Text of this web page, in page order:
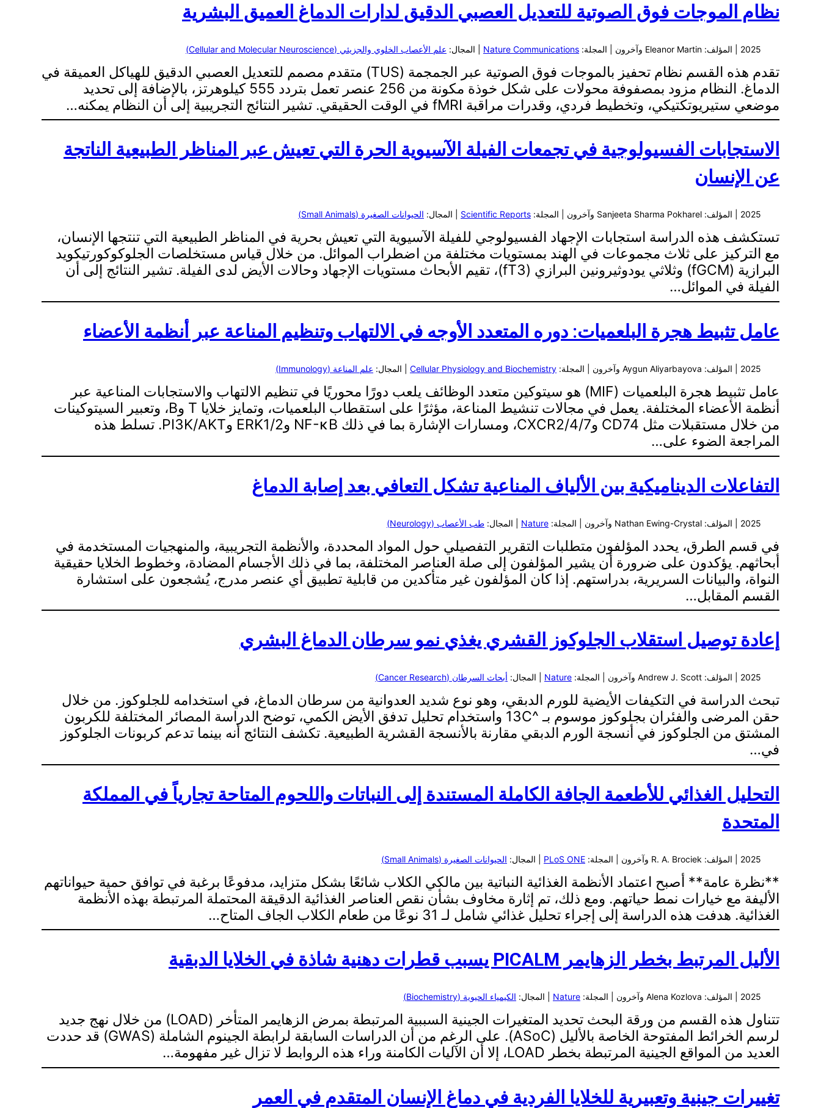
نظام الموجات فوق الصوتية للتعديل العصبي الدقيق لدارات الدماغ العميق البشرية
2025 | المؤلف: Eleanor Martin وآخرون | المجلة: Nature Communications | المجال: علم الأعصاب الخلوي والجزيئي (Cellular and Molecular Neuroscience)
تقدم هذه القسم نظام تحفيز بالموجات فوق الصوتية عبر الجمجمة (TUS) متقدم مصمم للتعديل العصبي الدقيق للهياكل العميقة في
الدماغ. النظام مزود بمصفوفة محولات على شكل خوذة مكونة من 256 عنصر تعمل بتردد 555 كيلوهرتز، بالإضافة إلى تحديد
موضعي ستيريوتكتيكي، وتخطيط فردي، وقدرات مراقبة fMRI في الوقت الحقيقي. تشير النتائج التجريبية إلى أن النظام يمكنه…
الاستجابات الفسيولوجية في تجمعات الفيلة الآسيوية الحرة التي تعيش عبر المناظر الطبيعية الناتجة
عن الإنسان
2025 | المؤلف: Sanjeeta Sharma Pokharel وآخرون | المجلة: Scientific Reports | المجال: الحيوانات الصغيرة (Small Animals)
تستكشف هذه الدراسة استجابات الإجهاد الفسيولوجي للفيلة الآسيوية التي تعيش بحرية في المناظر الطبيعية التي تنتجها الإنسان،
مع التركيز على ثلاث مجموعات في الهند بمستويات مختلفة من اضطراب الموائل. من خلال قياس مستخلصات الجلوكوكورتيكويد
البرازية (fGCM) وثلاثي يودوثيرونين البرازي (fT3)، تقيم الأبحاث مستويات الإجهاد وحالات الأيض لدى الفيلة. تشير النتائج إلى أن
الفيلة في الموائل…
عامل تثبيط هجرة البلعميات: دوره المتعدد الأوجه في الالتهاب وتنظيم المناعة عبر أنظمة الأعضاء
2025 | المؤلف: Aygun Aliyarbayova وآخرون | المجلة: Cellular Physiology and Biochemistry | المجال: علم المناعة (Immunology)
عامل تثبيط هجرة البلعميات (MIF) هو سيتوكين متعدد الوظائف يلعب دورًا محوريًا في تنظيم الالتهاب والاستجابات المناعية عبر
أنظمة الأعضاء المختلفة. يعمل في مجالات تنشيط المناعة، مؤثرًا على استقطاب البلعميات، وتمايز خلايا T وB، وتعبير السيتوكينات
من خلال مستقبلات مثل CD74 وCXCR2/4/7، ومسارات الإشارة بما في ذلك NF-κB وERK1/2 وPI3K/AKT. تسلط هذه
المراجعة الضوء على…
التفاعلات الديناميكية بين الألياف المناعية تشكل التعافي بعد إصابة الدماغ
2025 | المؤلف: Nathan Ewing-Crystal وآخرون | المجلة: Nature | المجال: طب الأعصاب (Neurology)
في قسم الطرق، يحدد المؤلفون متطلبات التقرير التفصيلي حول المواد المحددة، والأنظمة التجريبية، والمنهجيات المستخدمة في
أبحاثهم. يؤكدون على ضرورة أن يشير المؤلفون إلى صلة العناصر المختلفة، بما في ذلك الأجسام المضادة، وخطوط الخلايا حقيقية
النواة، والبيانات السريرية، بدراستهم. إذا كان المؤلفون غير متأكدين من قابلية تطبيق أي عنصر مدرج، يُشجعون على استشارة
القسم المقابل…
إعادة توصيل استقلاب الجلوكوز القشري يغذي نمو سرطان الدماغ البشري
2025 | المؤلف: Andrew J. Scott وآخرون | المجلة: Nature | المجال: أبحاث السرطان (Cancer Research)
تبحث الدراسة في التكيفات الأيضية للورم الدبقي، وهو نوع شديد العدوانية من سرطان الدماغ، في استخدامه للجلوكوز. من خلال
حقن المرضى والفئران بجلوكوز موسوم بـ ^13C واستخدام تحليل تدفق الأيض الكمي، توضح الدراسة المصائر المختلفة للكربون
المشتق من الجلوكوز في أنسجة الورم الدبقي مقارنة بالأنسجة القشرية الطبيعية. تكشف النتائج أنه بينما تدعم كربونات الجلوكوز
في…
التحليل الغذائي للأطعمة الجافة الكاملة المستندة إلى النباتات واللحوم المتاحة تجارياً في المملكة
المتحدة
2025 | المؤلف: R. A. Brociek وآخرون | المجلة: PLoS ONE | المجال: الحيوانات الصغيرة (Small Animals)
**نظرة عامة** أصبح اعتماد الأنظمة الغذائية النباتية بين مالكي الكلاب شائعًا بشكل متزايد، مدفوعًا برغبة في توافق حمية حيواناتهم
الأليفة مع خيارات نمط حياتهم. ومع ذلك، تم إثارة مخاوف بشأن نقص العناصر الغذائية الدقيقة المحتملة المرتبطة بهذه الأنظمة
الغذائية. هدفت هذه الدراسة إلى إجراء تحليل غذائي شامل لـ 31 نوعًا من طعام الكلاب الجاف المتاح…
الأليل المرتبط بخطر الزهايمر PICALM يسبب قطرات دهنية شاذة في الخلايا الدبقية
2025 | المؤلف: Alena Kozlova وآخرون | المجلة: Nature | المجال: الكيمياء الحيوية (Biochemistry)
تتناول هذه القسم من ورقة البحث تحديد المتغيرات الجينية السببية المرتبطة بمرض الزهايمر المتأخر (LOAD) من خلال نهج جديد
لرسم الخرائط المفتوحة الخاصة بالأليل (ASoC). على الرغم من أن الدراسات السابقة لرابطة الجينوم الشاملة (GWAS) قد حددت
العديد من المواقع الجينية المرتبطة بخطر LOAD، إلا أن الآليات الكامنة وراء هذه الروابط لا تزال غير مفهومة…
تغييرات جينية وتعبيرية للخلايا الفردية في دماغ الإنسان المتقدم في العمر